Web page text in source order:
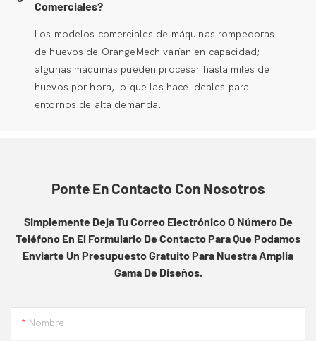
Comerciales?
Los modelos comerciales de máquinas rompedoras
de huevos de OrangeMech varían en capacidad;
algunas máquinas pueden procesar hasta miles de
huevos por hora, lo que las hace ideales para
entornos de alta demanda.
Ponte En Contacto Con Nosotros
Simplemente Deja Tu Correo Electrónico O Número De
Teléfono En El Formulario De Contacto Para Que Podamos
Enviarte Un Presupuesto Gratuito Para Nuestra Amplia
Gama De Diseños.
Nombre